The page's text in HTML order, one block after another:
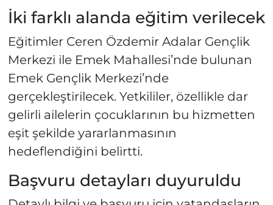
İki farklı alanda eğitim verilecek
Eğitimler Ceren Özdemir Adalar Gençlik
Merkezi ile Emek Mahallesi’nde bulunan
Emek Gençlik Merkezi’nde
gerçekleştirilecek. Yetkililer, özellikle dar
gelirli ailelerin çocuklarının bu hizmetten
eşit şekilde yararlanmasının
hedeflendiğini belirtti.
Başvuru detayları duyuruldu